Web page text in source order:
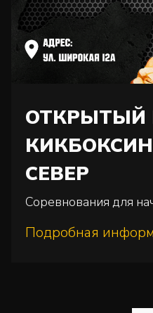
ОТКРЫТЫЙ
СЕВЕР
Соревнования для
Подробная